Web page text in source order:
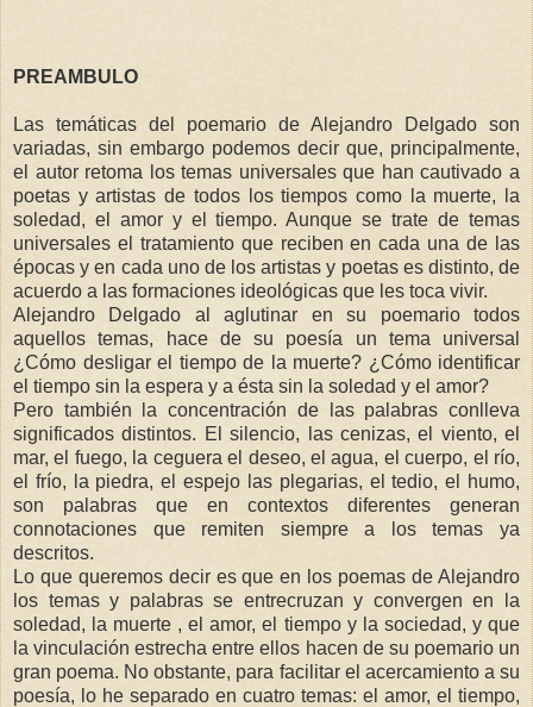
PREAMBULO
Las temáticas del poemario de Alejandro Delgado son
variadas, sin embargo podemos decir que, principalmente,
el autor retoma los temas universales que han cautivado a
poetas y artistas de todos los tiempos como la muerte, la
soledad, el amor y el tiempo. Aunque se trate de temas
universales el tratamiento que reciben en cada una de las
épocas y en cada uno de los artistas y poetas es distinto, de
acuerdo a las formaciones ideológicas que les toca vivir.
Alejandro Delgado al aglutinar en su poemario todos
aquellos temas, hace de su poesía un tema universal
¿Cómo desligar el tiempo de la muerte? ¿Cómo identificar
el tiempo sin la espera y a ésta sin la soledad y el amor?
Pero también la concentración de las palabras conlleva
significados distintos. El silencio, las cenizas, el viento, el
mar, el fuego, la ceguera el deseo, el agua, el cuerpo, el río,
el frío, la piedra, el espejo las plegarias, el tedio, el humo,
son palabras que en contextos diferentes generan
connotaciones que remiten siempre a los temas ya
descritos.
Lo que queremos decir es que en los poemas de Alejandro
los temas y palabras se entrecruzan y convergen en la
soledad, la muerte , el amor, el tiempo y la sociedad, y que
la vinculación estrecha entre ellos hacen de su poemario un
gran poema. No obstante, para facilitar el acercamiento a su
poesía, lo he separado en cuatro temas: el amor, el tiempo,